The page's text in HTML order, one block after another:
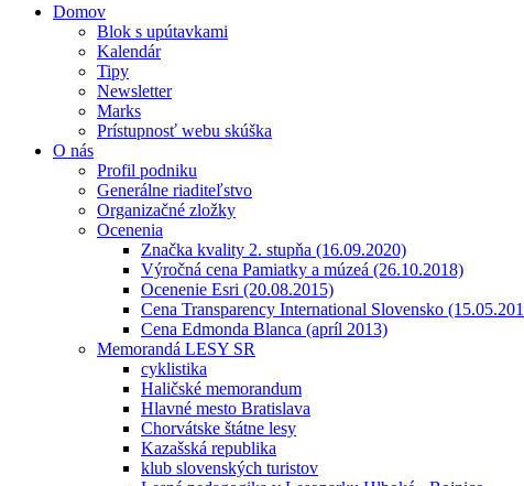
Domov
Blok s upútavkami
Kalendár
Tipy
Newsletter
Marks
Prístupnosť webu skúška
O nás
Profil podniku
Generálne riaditeľstvo
Organizačné zložky
Ocenenia
Značka kvality 2. stupňa (16.09.2020)
Výročná cena Pamiatky a múzeá (26.10.2018)
Ocenenie Esri (20.08.2015)
Cena Transparency International Slovensko
Cena Edmonda Blanca (apríl 2013)
Memorandá LESY SR
cyklistika
Haličské memorandum
Hlavné mesto Bratislava
Chorvátske štátne lesy
Kazašská republika
klub slovenských turistov